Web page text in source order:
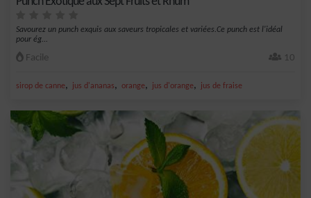
Savourez un punch exquis aux saveurs tropicales et variées.Ce punch est l'idéal
pour ég...
Facile 10
sirop de canne, jus d'ananas, orange, jus d'orange, jus de fraise